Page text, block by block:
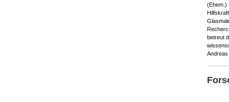
(Ehem.)
betreut